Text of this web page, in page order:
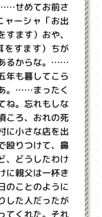
せめてお前さ
ャーシャ「お出
ます）おや、
をすます）ちが
るからな。……
年も暮してこら
。……まったく
ね。忘れもしな
ころ、おれの死
に小さな店を出
殴りつけて、鼻
、どうしたわけ
に親父は一杯き
のことのように
した人だったが
てくれた。それ